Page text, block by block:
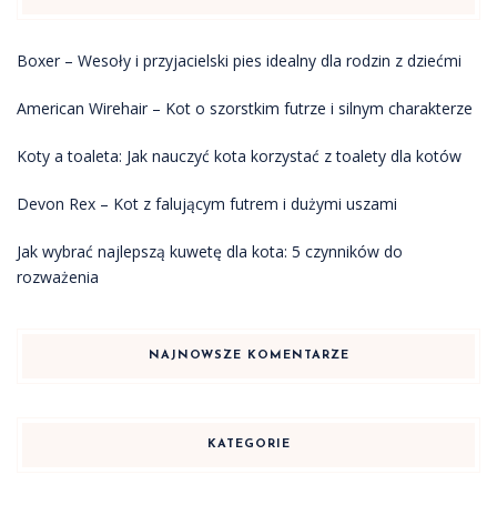
Boxer – Wesoły i przyjacielski pies idealny dla rodzin z dziećmi
American Wirehair – Kot o szorstkim futrze i silnym charakterze
Koty a toaleta: Jak nauczyć kota korzystać z toalety dla kotów
Devon Rex – Kot z falującym futrem i dużymi uszami
Jak wybrać najlepszą kuwetę dla kota: 5 czynników do
rozważenia
NAJNOWSZE KOMENTARZE
KATEGORIE